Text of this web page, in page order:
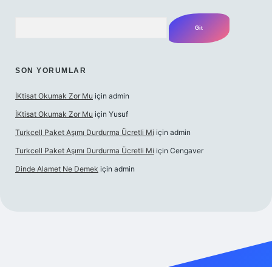
SON YORUMLAR
İKtisat Okumak Zor Mu için admin
İKtisat Okumak Zor Mu için Yusuf
Turkcell Paket Aşımı Durdurma Ücretli Mi için admin
Turkcell Paket Aşımı Durdurma Ücretli Mi için Cengaver
Dinde Alamet Ne Demek için admin